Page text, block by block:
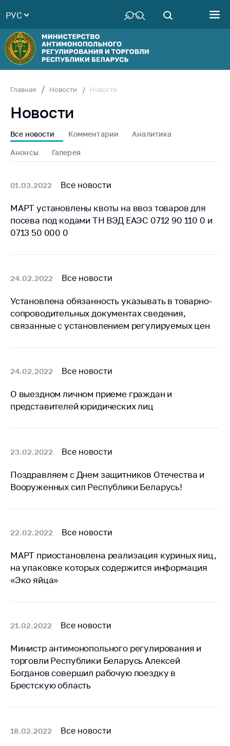
Руководство
Структура
Министерства
Территориальные
Законодательство
Антикоррупционная
деятельность
совет
Соискателям
Награждения
Общественная
Идеологическая
работа
Деятельность
регулирование и
конкуренция
Торговля и услуги
Регулирование и
потребителей
Регулирование
рекламной
деятельности
Применение мер
Биржевая торговля
Выставочная
деятельность в
Защита
РУС
Главная Новости Новости
Новости
Все новости Комментарии Аналитика
Анонсы Галерея
01.03.2022 Все новости
МАРТ установлены квоты на ввоз товаров для
посева под кодами ТН ВЭД ЕАЭС 0712 90 110 0 и
0713 50 000 0
24.02.2022 Все новости
Установлена обязанность указывать в товарно-
сопроводительных документах сведения,
связанные с установлением регулируемых цен
24.02.2022 Все новости
О выездном личном приеме граждан и
представителей юридических лиц
23.02.2022 Все новости
Поздравляем с Днем защитников Отечества и
Вооруженных сил Республики Беларусь!
22.02.2022 Все новости
МАРТ приостановлена реализация куриных яиц,
на упаковке которых содержится информация
«Эко яйца»
21.02.2022 Все новости
Министр антимонопольного регулирования и
торговли Республики Беларусь Алексей
Богданов совершил рабочую поездку в
Брестскую область
18.02.2022 Все новости